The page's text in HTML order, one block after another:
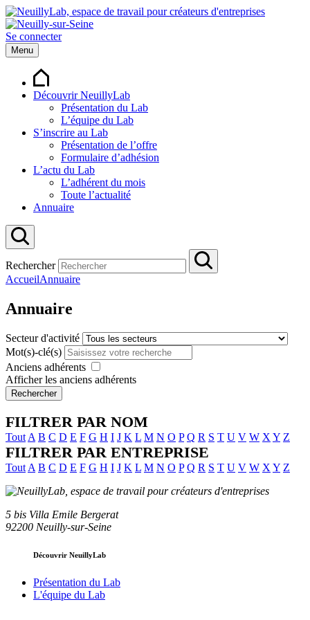
Se connecter
Menu
Découvrir NeuillyLab
Présentation du Lab
L’équipe du Lab
S’inscrire au Lab
Présentation de l’offre
Formulaire d’adhésion
L’actu du Lab
L’adhérent du mois
Toute l’actualité
Annuaire
Rechercher
AccueilAnnuaire
Annuaire
Secteur d'activité
Mot(s)-clé(s)
Anciens adhérents
Afficher les anciens adhérents
Rechercher
FILTRER PAR NOM
Tout A B C D E F G H I J K L M N O P Q R S T U V W X Y Z
FILTRER PAR ENTREPRISE
Tout A B C D E F G H I J K L M N O P Q R S T U V W X Y Z
5 bis Villa Emile Bergerat
92200 Neuilly-sur-Seine
Découvrir NeuillyLab
Présentation du Lab
L'équipe du Lab